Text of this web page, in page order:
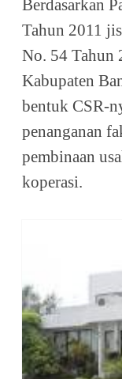
Berdasarkan
Tahun 2011
No. 54 Tahun
Kabupaten
bentuk CSR-
penanganan
pembinaan
koperasi.